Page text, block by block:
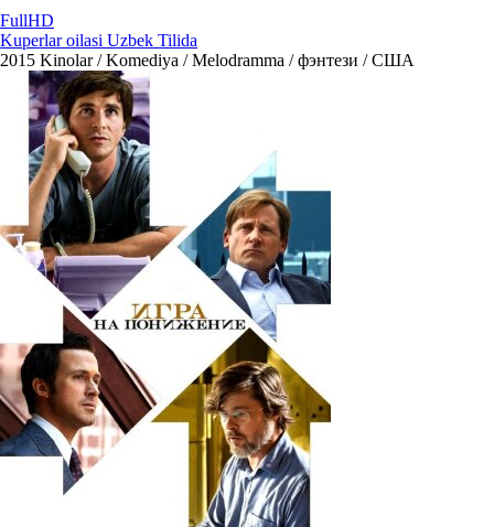
FullHD
Kuperlar oilasi Uzbek Tilida
2015 Kinolar / Komediya / Melodramma / фэнтези / США